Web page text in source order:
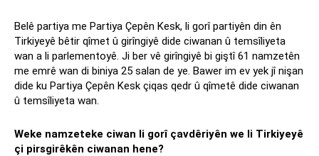
Belê partiya me Partiya Çepên Kesk, li gorî partiyên din ên
Tirkiyeyê bêtir qîmet û girîngiyê dide ciwanan û temsîliyeta
wan a li parlementoyê. Ji ber vê girîngiyê bi giştî 61 namzetên
me emrê wan di biniya 25 salan de ye. Bawer im ev yek jî nişan
dide ku Partiya Çepên Kesk çiqas qedr û qîmetê dide ciwanan
û temsîliyeta wan.
Weke namzeteke ciwan li gorî çavdêriyên we li Tirkiyeyê
çi pirsgirêkên ciwanan hene?